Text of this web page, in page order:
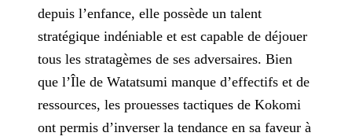
depuis l’enfance, elle possède un talent
stratégique indéniable et est capable de déjouer
tous les stratagèmes de ses adversaires. Bien
que l’Île de Watatsumi manque d’effectifs et de
ressources, les prouesses tactiques de Kokomi
ont permis d’inverser la tendance en sa faveur à